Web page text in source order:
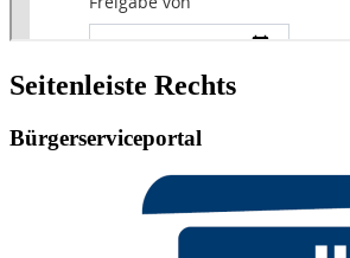
Seitenleiste Rechts
Bürgerserviceportal